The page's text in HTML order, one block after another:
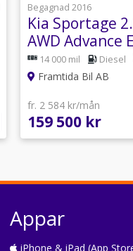
Begagnad 2016
Kia Sportage
AWD Advance
ägare/Drag/
14 000 mil Diesel
Framtida Bil AB
fr. 2 584 kr/mån
159 500 kr
Appar
iPhone & iPad (App